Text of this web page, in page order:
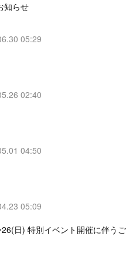
知らせ
05:29
02:40
04:50
05:09
日) 特別イベント開催に伴うご